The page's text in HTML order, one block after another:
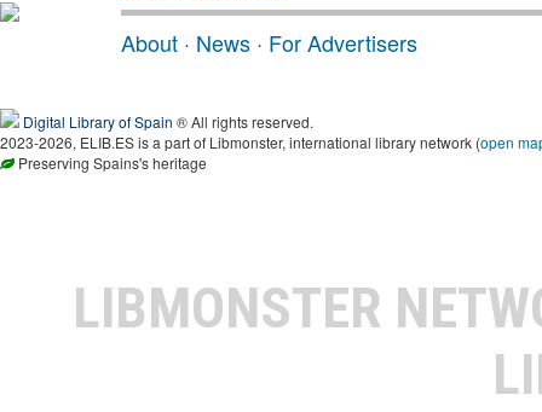
About · News · For Advertisers
Digital Library of Spain ® All rights reserved.
2023-2026, ELIB.ES is a part of Libmonster, international library network (open
Preserving Spains's heritage
LIBMONSTER